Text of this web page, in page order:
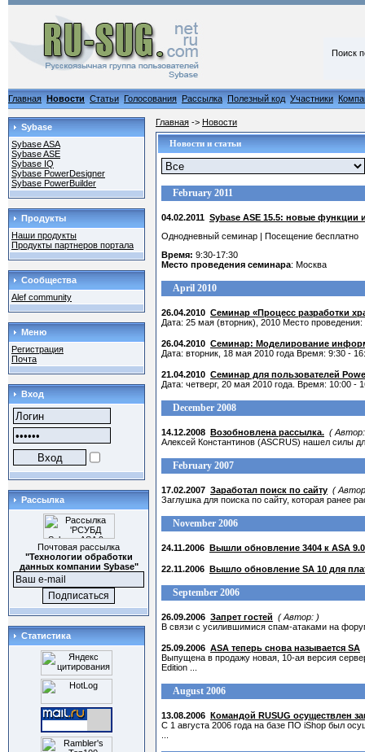
Поиск
Главная Новости Статьи Голосования Рассылка Полезный код Участники
Sybase
Sybase ASA
Sybase ASE
Sybase IQ
Sybase PowerDesigner
Sybase PowerBuilder
Продукты
Наши продукты
Продукты партнеров портала
Сообщества
Alef community
Меню
Регистрация
Почта
Вход
Рассылка
Почтовая рассылка
"Технологии обработки
данных компании Sybase"
Статистика
Главная -> Новости
Новости и статьи
February 2011
04.02.2011 Sybase ASE 15.5: новые функции
Однодневный семинар | Посещение бесплатно
Время: 9:30-17:30
Место проведения семинара: Москва
April 2010
26.04.2010 Семинар «Процесс разработки
Дата: 25 мая (вторник), 2010 Место
26.04.2010 Семинар: Моделирование
Дата: вторник, 18 мая 2010 года Время: 9:30 -
21.04.2010 Семинар для пользователей
Дата: четверг, 20 мая 2010 года. Время: 10:00
December 2008
14.12.2008 Возобновлена рассылка. (
Алексей Константинов (ASCRUS) нашел силы
February 2007
17.02.2007 Заработал поиск по сайту (
Заглушка для поиска по сайту, которая ранее
November 2006
24.11.2006 Вышли обновление 3404 к ASA
22.11.2006 Вышло обновление SA 10 для
September 2006
26.09.2006 Запрет гостей ( Автор: )
В связи с усилившимися спам-атаками на
25.09.2006 ASA теперь снова называется SA
Выпущена в продажу новая, 10-ая версия
Edition
August 2006
13.08.2006 Командой RUSUG осуществлен
С 1 августа 2006 года на базе ПО iShop был